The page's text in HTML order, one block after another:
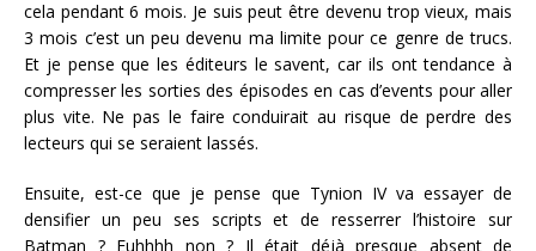
cela pendant 6 mois. Je suis peut être devenu trop vieux, mais
3 mois c’est un peu devenu ma limite pour ce genre de trucs.
Et je pense que les éditeurs le savent, car ils ont tendance à
compresser les sorties des épisodes en cas d’events pour aller
plus vite. Ne pas le faire conduirait au risque de perdre des
lecteurs qui se seraient lassés.
Ensuite, est-ce que je pense que Tynion IV va essayer de
densifier un peu ses scripts et de resserrer l’histoire sur
Batman ? Euhhhh non ? Il était déjà presque absent de